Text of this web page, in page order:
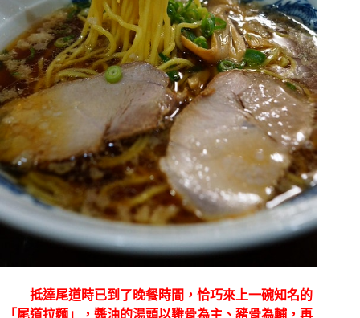
抵達尾道時已到了晚餐時間，恰巧來上一碗知名的
「尾道拉麵」，醬油的湯頭以雞骨為主、豬骨為輔，再